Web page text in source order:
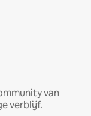
van
verblijf.